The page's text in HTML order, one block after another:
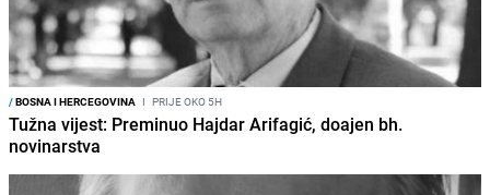
/BOSNA I HERCEGOVINA I PRIJE OKO 5H
Tužna vijest: Preminuo Hajdar Arifagić, doajen bh.
novinarstva